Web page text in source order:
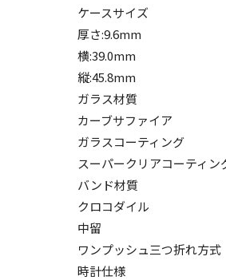
ケースサイズ
厚さ:9.6mm
横:39.0mm
縦:45.8mm
ガラス材質
カーブサファイア
ガラスコーティング
スーパークリアコーティン
バンド材質
クロコダイル
中留
ワンプッシュ三つ折れ方式
時計仕様